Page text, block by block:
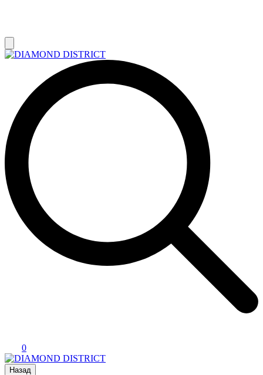
0
Назад